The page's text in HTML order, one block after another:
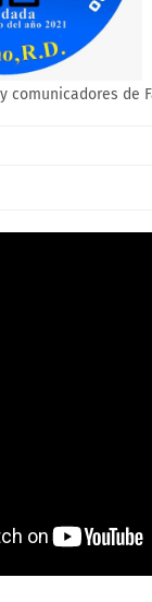
comunicadores de